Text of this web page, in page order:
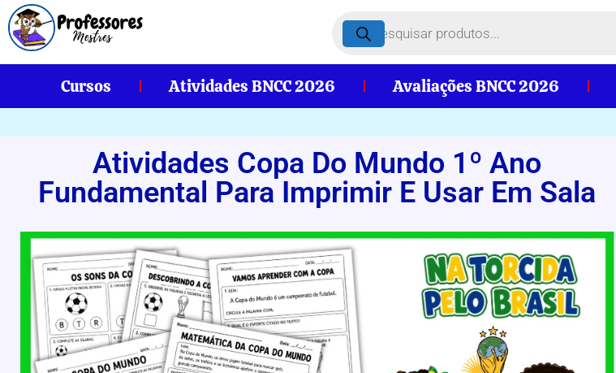
Cursos Atividades BNCC 2026 Avaliações BNCC 2026
Atividades Copa Do Mundo 1º Ano
Fundamental Para Imprimir E Usar Em Sala